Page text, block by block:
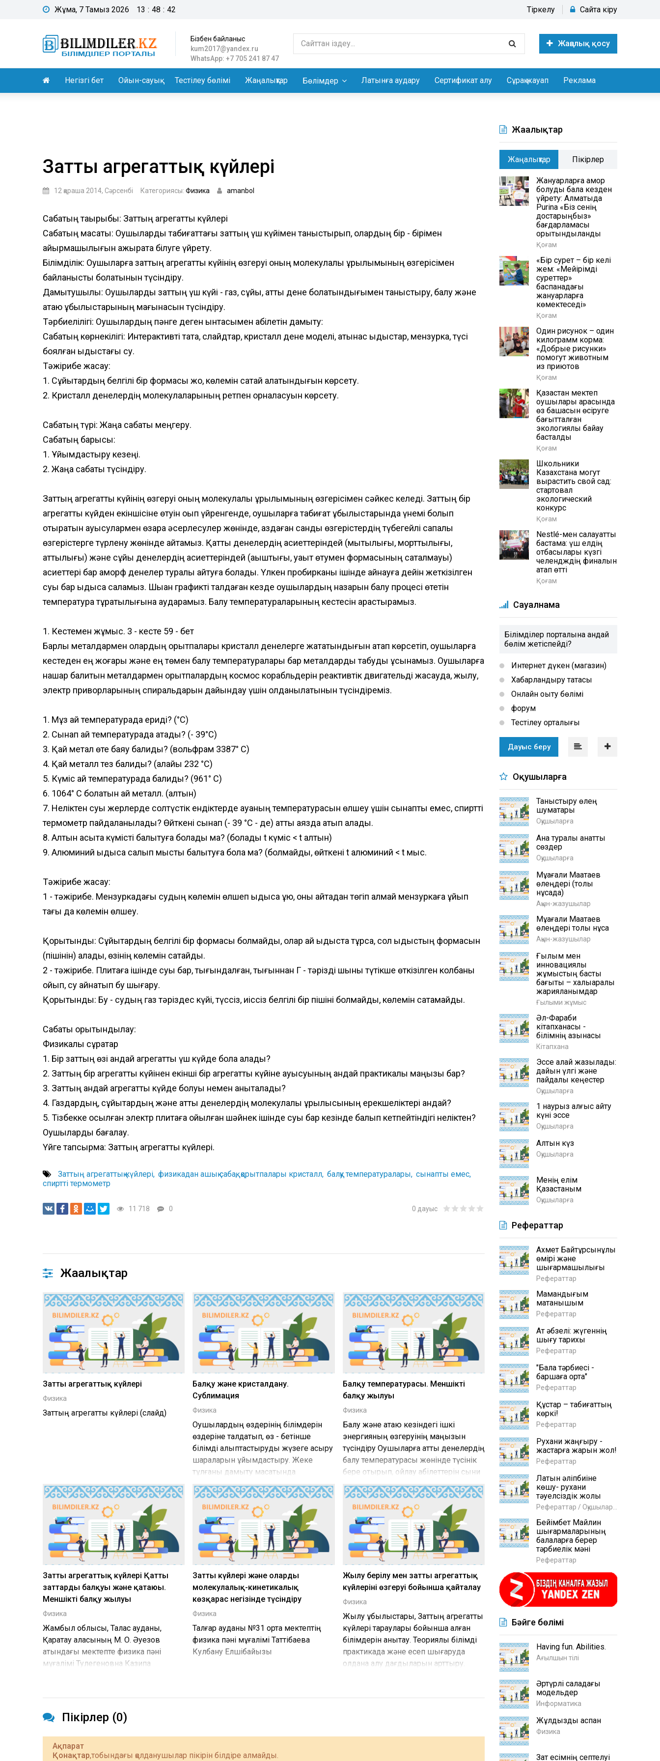
Жұма, 7 Тамыз 2026 13 : 48 : 43 Тіркелу Сайтқа кіру
Бізбен байланыс
kum2017@yandex.ru
WhatsApp: +7 705 241 87 47
Жаңалық қосу
Негізгі бет Ойын-сауық Тестілеу бөлімі Жаңалықтар Бөлімдер Латынға аудару Сертификат алу Сұрақ жауап Реклама
Заттың агрегаттық күйлері
12 қараша 2014, Сәрсенбі Категориясы: Физика amanbol
Сабақтың тақырыбы: Заттың агрегаттық күйлері
Сабақтың мақсаты: Оқушыларды табиғаттағы заттың үш күйімен таныстырып, олардың бір - бірімен
айырмашылығын ажырата білуге үйрету.
Білімділік: Оқушыларға заттың агрегаттық күйінің өзгеруі оның молекулалық құрылымының өзгерісімен
байланысты болатынын түсіндіру.
Дамытушылық: Оқушыларды заттың үш күйі - газ, сұйық, қатты дене болатындығымен таныстыру, балқу және
қатаю құбылыстарының мағынасын түсіндіру.
Тәрбиелілігі: Оқушылардың пәнге деген ынтасымен қабілетін дамыту:
Сабақтың көрнекілігі: Интерактивті тақта, слайдтар, кристалл дене моделі, қатынас ыдыстар, мензурка, түсі
боялған ыдыстағы су.
Тәжірибе жасау:
1. Сұйықтардың белгілі бір формасы жоқ, көлемін сақтай алатындығын көрсету.
2. Кристалл денелердің молекулаларының ретпен орналасуын көрсету.
Сабақтың түрі: Жаңа сабақты меңгеру.
Сабақтың барысы:
1. Ұйымдастыру кезеңі.
2. Жаңа сабақты түсіндіру.
Заттың агрегаттық күйінің өзгеруі оның молекулалық құрылымының өзгерісімен сәйкес келеді. Заттың бір
агрегаттық күйден екіншісіне өтуін оқып үйренгенде, оқушыларға табиғат құбылыстарында үнемі болып
отыратын ауысулармен өзара әсерлесулер жөнінде, аздаған сандық өзгерістердің түбегейлі сапалық
өзгерістерге түрлену жөнінде айтамыз. Қатты денелердің қасиеттеріндей (мықтылығы, морттылығы,
қаттылығы) және сұйық денелердің қасиеттеріндей (аққыштығы, уақыт өтумен формасының сақталмауы)
қасиеттері бар аморф денелер туралы айтуға болады. Үлкен пробирканы ішінде қайнауға дейін жеткізілген
суы бар ыдысқа саламыз. Шыққан графикті талдаған кезде оқушылардың назарын балқу процесі өтетін
температура тұрақтылығына аударамыз. Балқу температураларының кестесін қарастырамыз.
1. Кестемен жұмыс. 3 - кесте 59 - бет
Барлық металдармен олардың қорытпалары кристалл денелерге жататындығын атап көрсетіп, оқушыларға
кестеден ең жоғары және ең төмен балқу температуралары бар металдарды табуды ұсынамыз. Оқушыларға
нашар балқитын металдармен қорытпалардың космос корабльдерін реактивтік двигательді жасауда, жылу,
электр приворларының спиральдарын дайындау үшін қолданылатынын түсіндіреміз.
1. Мұз қай температурада ериді? (°С)
2. Сынап қай температурада қатады? (- 39°С)
3. Қай метал өте баяу балқиды? (вольфрам 3387° С)
4. Қай металл тез балқиды? (қалайы 232 °С)
5. Күміс қай температурада балқиды? (961° С)
6. 1064° С болатын қай металл. (алтын)
7. Неліктен суық жерлерде солтүстік ендіктерде ауаның температурасын өлшеу үшін сынапты емес, спиртті
термометр пайдаланылады? Өйткені сынап (- 39 °С - де) қатты аязда қатып қалады.
8. Алтын қасықта күмісті балқытуға болады ма? (болады t күміс < t алтын)
9. Алюминий ыдысқа салып мысты балқытуға бола ма? (болмайды, өйткені t алюминий < t мыс.
Тәжірибе жасау:
1 - тәжірибе. Мензуркадағы судың көлемін өлшеп ыдысқа құю, оны қайтадан төгіп алмай мензуркаға құйып
тағы да көлемін өлшеу.
Қорытынды: Сұйықтардың белгілі бір формасы болмайды, олар қай ыдыста тұрса, сол ыдыстың формасын
(пішінін) алады, өзінің көлемін сақтайды.
2 - тәжірибе. Плитаға ішінде суы бар, тығындалған, тығыннан Г - тәрізді шыны түтікше өткізілген колбаны
қойып, су қайнатып бу шығару.
Қорытынды: Бу - судың газ тәріздес күйі, түссіз, иіссіз белгілі бір пішіні болмайды, көлемін сақтамайды.
Сабақты қорытындылау:
Физикалық сұрақтар
1. Бір заттың өзі қандай агрегаттық үш күйде бола алады?
2. Заттың бір агрегаттық күйінен екінші бір агрегаттық күйіне ауысуының қандай практикалық маңызы бар?
3. Заттың қандай агрегаттық күйде болуы немен анықталады?
4. Газдардың, сұйықтардың және қатты денелердің молекулалық құрылысының ерекшеліктері қандай?
5. Тізбекке қосылған электр плитаға қойылған шәйнек ішінде суы бар кезінде балқып кетпейтіндігі неліктен?
Оқушыларды бағалау.
Үйге тапсырма: Заттың агрегаттық күйлері.
Заттың агрегаттық күйлері физикадан ашық сабақ қорытпалары кристалл балқу температуралары сынапты емес
спиртті термометр
11 718 0 0 дауыс
Жаңалықтар
Заттың агрегаттық күйлері
Физика
Заттың агрегаттық күйлері (слайд)
Балқу және кристалдану.
Сублимация
Физика
Оқушылардың өздерінің білімдерін
өздеріне талдатып, өз - бетінше
білімді қалыптастыруды жүзеге асыру
шараларын ұйымдастыру. Жеке
тұлғаны дамыту мақсатында
қабілеттерін дамыту шараларын жасау.
Балқу температурасы. Меншiктi
балқу жылуы
Физика
Балқу және қатаю кезіндегі ішкі
энергияның өзгеруінің маңызын
түсіндіру Оқушыларға қатты денелердің
балқу температурасы жөнінде түсінік
бере отырып, ойлау қабілеттерін сыни
тұрғыдан дамыту. Оқушыларды
табиғаттағы қатты денелердің
маңызын ескере
Заттың агрегаттық күйлері Қатты
заттардың балқуы және қатаюы.
Меншікті балқу жылуы
Физика
Жамбыл облысы, Талас ауданы,
Қаратау қаласының М. О. Әуезов
атындағы мектепте физика пәні
мұғалімі Тулегеновна Казипа
Заттың күйлері және оларды
молекулалық-кинетикалық
көзқарас негізінде түсіндіру
Физика
Талғар ауданы №31 орта мектептің
физика пәні мұғалімі Таттібаева
Кулбану Елшібайқызы
Жылу берілу мен заттың агрегаттық
күйлерінің өзгеруі бойынша қайталау
Физика
Жылу құбылыстары, Заттың агрегаттық
күйлері тараулары бойынша алған
білімдерін анықтау. Теориялық білімді
практикада және есеп шығаруда
қолдана алу дағдыларын арттыру.
Пікірлер (0)
Ақпарат
Қонақтар,тобындағы қолданушылар пікірін білдіре алмайды.
Жаңалықтар
Жаңалықтар Пікірлер
Жануарларға қамқор
болуды бала кезден
үйрету: Алматыда
Purina «Біз сенің
достарыңбыз»
бағдарламасы
қорытындыланды
Қоғам
«Бір сурет – бір келі
жем: «Мейірімді
суреттер»
баспанадағы
жануарларға
көмектеседі»
Қоғам
Один рисунок – один
килограмм корма:
«Добрые рисунки»
помогут животным
из приютов
Қоғам
Қазақстан мектеп
оқушылары арасында
өз бақшасын өсіруге
бағытталған
экологиялық байқау
басталды
Қоғам
Школьники
Казахстана могут
вырастить свой сад:
стартовал
экологический
конкурс
Қоғам
Nestlé-мен салауатты
бастама: үш елдің
отбасылары күзгі
челендждің финалын
атап өтті
Қоғам
Сауалнама
Білімділер порталына қандай
бөлім жетіспейді?
Интернет дүкен (магазин)
Хабарландыру тақтасы
Онлайн оқыту бөлімі
форум
Тестілеу орталығы
Дауыс беру
Оқушыларға
Таныстыру өлең
шумақтары
Оқушыларға
Ана туралы қанатты
сөздер
Оқушыларға
Мұқағали Мақатаев
өлеңдері (толық
нұсқада)
Ақын-жазушылар
Мұқағали Мақатаев
өлеңдері толық нұсқа
Ақын-жазушылар
Ғылым мен
инновациялық
жұмыстың басты
бағыты – халықаралық
жарияланымдар
Ғылыми жұмыс
Әл-Фараби
кітапханасы -
білімнің қазынасы
Кітапхана
Эссе қалай жазылады:
дайын үлгі және
пайдалы кеңестер
Оқушыларға
1 наурыз алғыс айту
күні эссе
Оқушыларға
Алтын күз
Оқушыларға
Менің елім
Қазақстаным
Оқушыларға
Рефераттар
Ахмет Байтұрсынұлы
өмірі және
шығармашылығы
Рефераттар
Мамандығым
мақтанышым
Рефераттар
Ат әбзелі: жүгеннің
шығу тарихы
Рефераттар
"Бала тәрбиесі -
баршаға ортақ"
Рефераттар
Құстар – табиғаттың
көркі!
Рефераттар
Рухани жаңғыру -
жастарға жарқын жол!
Рефераттар
Латын әліпбиіне
көшу- рухани
тәуелсіздік жолы
Бейімбет Майлин
шығармаларының
балаларға берер
тәрбиелік мәні
Рефераттар
Бәйге бөлімі
Having fun. Abilities.
Ағылшын тілі
Әртүрлі саладағы
модельдер
Информатика
Жұлдызды аспан
Физика
Зат есімнің септелуі